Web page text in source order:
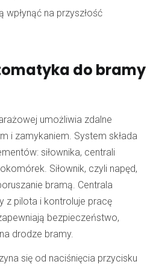
na przyszłość
do bramy
umożliwia zdalne
i zamykaniem. System składa
siłownika, centrali
Siłownik, czyli napęd,
bramą. Centrala
z pilota i kontroluje pracę
bezpieczeństwo,
drodze bramy.
się od naciśnięcia przycisku